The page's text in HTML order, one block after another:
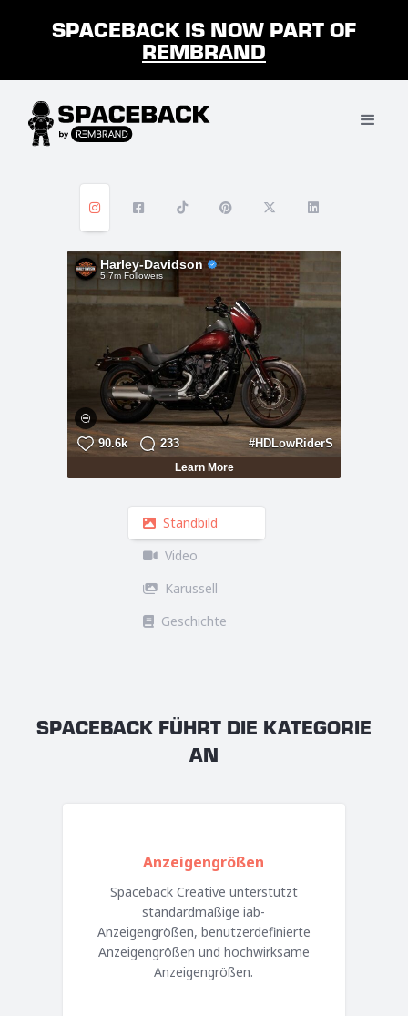
SPACEBACK IS NOW PART OF
REMBRAND
     
 Standbild
 Video
 Karussell
 Geschichte
SPACEBACK FÜHRT DIE KATEGORIE
AN
Anzeigengrößen
Spaceback Creative unterstützt
standardmäßige iab-
Anzeigengrößen, benutzerdefinierte
Anzeigengrößen und hochwirksame
Anzeigengrößen.